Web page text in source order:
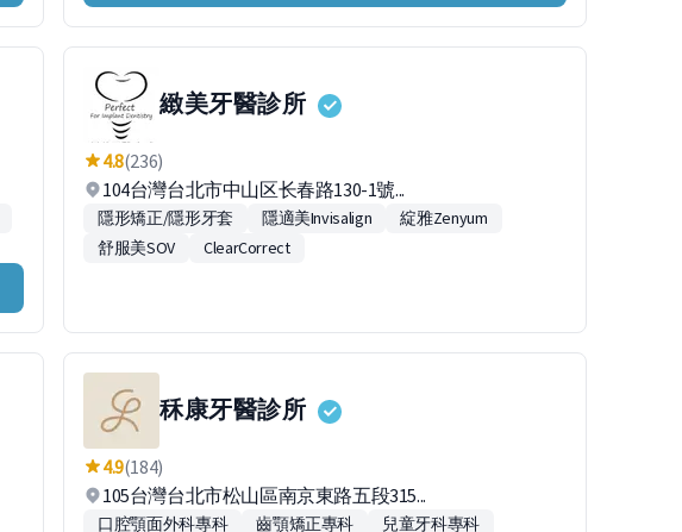
緻美牙醫診所
4.8(236)
104台灣台北市中山区长春路130-1號...
隱形矯正/隱形牙套 隱適美Invisalign
綻雅Zenyum
舒服美SOV
ClearCorrect
秝康牙醫診所
4.9(184)
105台灣台北市松山區南京東路五段315...
口腔顎面外科專科 齒顎矯正專科 兒童牙科專科